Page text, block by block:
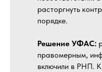
расторгнуть
порядке.
Решение УФАС:
правомерным,
включили в РНП.